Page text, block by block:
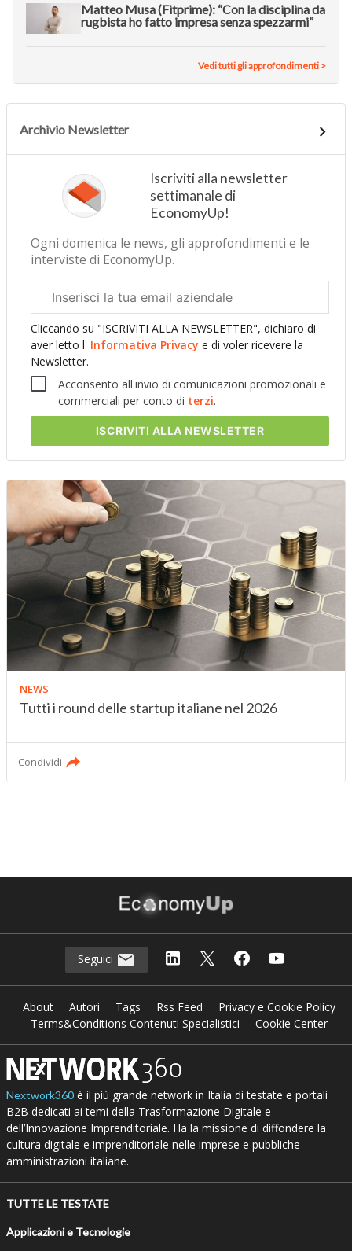
Matteo Musa (Fitprime): “Con la disciplina da
rugbista ho fatto impresa senza spezzarmi”
Vedi tutti gli approfondimenti >
Archivio Newsletter
Iscriviti alla newsletter
settimanale di
EconomyUp!
Ogni domenica le news, gli approfondimenti e le
interviste di EconomyUp.
aziendale
Cliccando su "ISCRIVITI ALLA NEWSLETTER", dichiaro di
aver letto l' Informativa Privacy e di voler ricevere la
Newsletter.
Acconsento all'invio di comunicazioni promozionali e
commerciali per conto di terzi.
ISCRIVITI ALLA NEWSLETTER
NEWS
Tutti i round delle startup italiane nel 2026
Condividi
Seguici
About Autori Tags Rss Feed
Privacy e Cookie Policy
Terms&Conditions Contenuti Specialistici
Cookie Center
Nextwork360è il più grande network in Italia di testate e portali
B2B dedicati ai temi della Trasformazione Digitale e
dell’Innovazione Imprenditoriale. Ha la missione di diffondere la
cultura digitale e imprenditoriale nelle imprese e pubbliche
amministrazioni italiane.
TUTTE LE TESTATE
Applicazioni e Tecnologie